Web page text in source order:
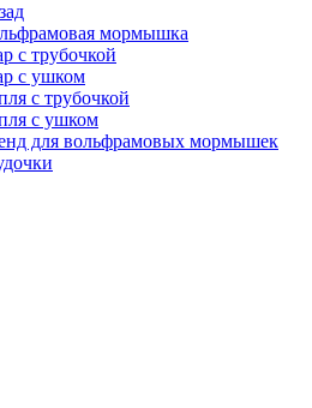
мормышка
с трубочкой
с ушком
с трубочкой
с ушком
для вольфрамовых мормышек